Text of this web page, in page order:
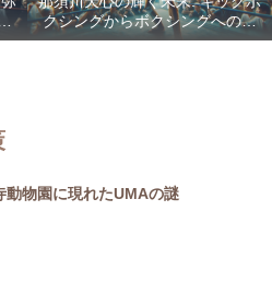
クシングからボクシングへの成
功した転身
動物園に現れたUMAの謎